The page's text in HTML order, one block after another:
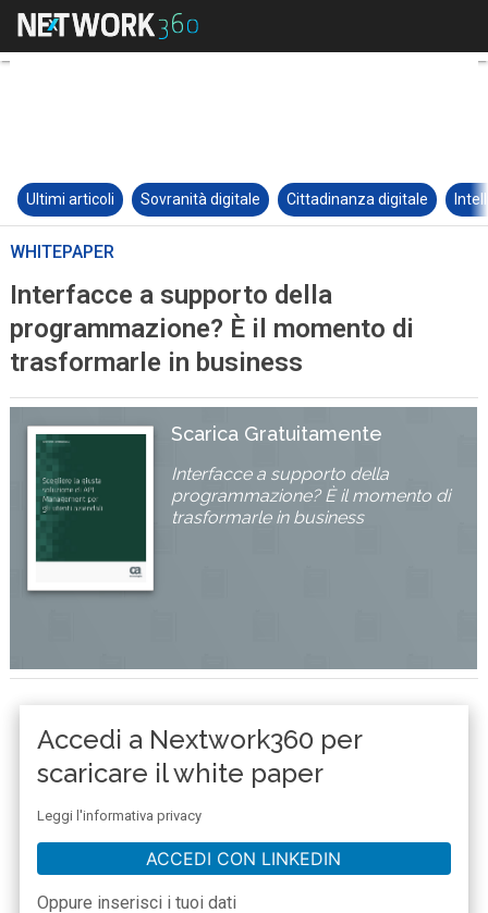
Ultimi articoli Sovranità digitale Cittadinanza digitale
WHITEPAPER
Interfacce a supporto della
programmazione? È il momento di
trasformarle in business
Scarica Gratuitamente
Interfacce a supporto della
programmazione? È il momento di
trasformarle in business
Accedi a Nextwork360 per
scaricare il white paper
Leggi l'informativa privacy
ACCEDI CON LINKEDIN
Oppure inserisci i tuoi dati